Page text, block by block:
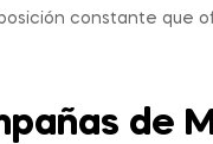
constante que
de